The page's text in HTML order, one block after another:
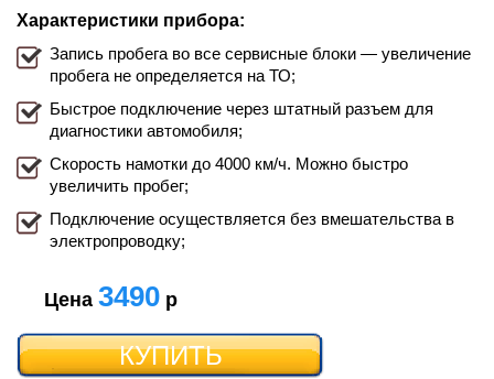
Характеристики прибора:
Запись пробега во все сервисные блоки — увеличение
пробега не определяется на ТО;
Быстрое подключение через штатный разъем для
диагностики автомобиля;
Скорость намотки до 4000 км/ч. Можно быстро
увеличить пробег;
Подключение осуществляется без вмешательства в
электропроводку;
Цена 3490 р
КУПИТЬ